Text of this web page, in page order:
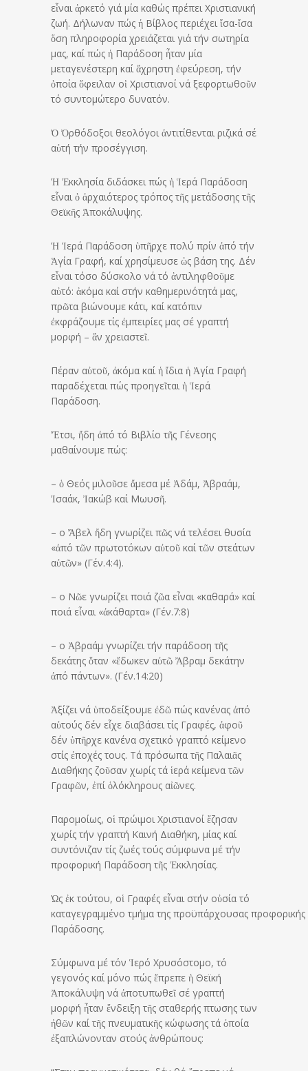
εἶναι ἀρκετό γιά μία καθώς πρέπει Χριστιανική
ζωή. Δήλωναν πώς ἡ Βίβλος περιέχει ἴσα-ἴσα
ὅση πληροφορία χρειάζεται γιά τήν σωτηρία
μας, καί πώς ἡ Παράδοση ἦταν μία
μεταγενέστερη καί ἄχρηστη ἐφεύρεση, τήν
ὁποία ὄφειλαν οἱ Χριστιανοί νά ξεφορτωθοῦν
τό συντομώτερο δυνατόν.
Ὁ Ὀρθόδοξοι θεολόγοι ἀντιτίθενται ριζικά σέ
αὐτή τήν προσέγγιση.
Ἡ Ἐκκλησία διδάσκει πώς ἡ Ἱερά Παράδοση
εἶναι ὁ ἀρχαιότερος τρόπος τῆς μετάδοσης τῆς
Θεϊκῆς Ἀποκάλυψης.
Ἡ Ἱερά Παράδοση ὑπῆρχε πολύ πρίν ἀπό τήν
Ἁγία Γραφή, καί χρησίμευσε ὡς βάση της. Δέν
εἶναι τόσο δύσκολο νά τό ἀντιληφθοῦμε
αὐτό: ἀκόμα καί στήν καθημερινότητά μας,
πρῶτα βιώνουμε κάτι, καί κατόπιν
ἐκφράζουμε τίς ἐμπειρίες μας σέ γραπτή
μορφή – ἄν χρειαστεῖ.
Πέραν αὐτοῦ, ἀκόμα καί ἡ ἴδια ἡ Ἁγία Γραφή
παραδέχεται πώς προηγεῖται ἡ Ἱερά
Παράδοση.
Ἔτσι, ἤδη ἀπό τό Βιβλίο τῆς Γένεσης
μαθαίνουμε πώς:
– ὁ Θεός μιλοῦσε ἄμεσα μέ Ἀδάμ, Ἀβραάμ,
Ἰσαάκ, Ἰακώβ καί Μωυσῆ.
– ο Ἄβελ ἤδη γνωρίζει πῶς νά τελέσει θυσία
«ἀπό τῶν πρωτοτόκων αὐτοῦ καί τῶν στεάτων
αὐτῶν» (Γέν.4:4).
– ο Νῶε γνωρίζει ποιά ζῶα εἶναι «καθαρά» καί
ποιά εἶναι «ἀκάθαρτα» (Γέν.7:8)
– ο Ἀβραάμ γνωρίζει τήν παράδοση τῆς
δεκάτης ὅταν «ἔδωκεν αὐτῶ Ἄβραμ δεκάτην
ἀπό πάντων». (Γέν.14:20)
Ἀξίζει νά ὑποδείξουμε ἐδῶ πώς κανένας ἀπό
αὐτούς δέν εἶχε διαβάσει τίς Γραφές, ἀφοῦ
δέν ὑπῆρχε κανένα σχετικό γραπτό κείμενο
στίς ἐποχές τους. Τά πρόσωπα τῆς Παλαιᾶς
Διαθήκης ζοῦσαν χωρίς τά ἱερά κείμενα τῶν
Γραφῶν, ἐπί ὁλόκληρους αἰῶνες.
Παρομοίως, οἱ πρώιμοι Χριστιανοί ἔζησαν
χωρίς τήν γραπτή Καινή Διαθήκη, μίας καί
συντόνιζαν τίς ζωές τούς σύμφωνα μέ τήν
προφορική Παράδοση τῆς Ἐκκλησίας.
Ὡς ἐκ τούτου, οἱ Γραφές εἶναι στήν οὐσία τό
καταγεγραμμένο τμήμα της προϋπάρχουσας προφορικής
Παράδοσης.
Σύμφωνα μέ τόν Ἱερό Χρυσόστομο, τό
γεγονός καί μόνο πώς ἔπρεπε ἡ Θεϊκή
Ἀποκάλυψη νά ἀποτυπωθεῖ σέ γραπτή
μορφή ἦταν ἔνδειξη τῆς σταθερής πτωσης των
ἠθῶν καί τῆς πνευματικῆς κώφωσης τά ὁποία
ἐξαπλώνονταν στούς ἀνθρώπους: